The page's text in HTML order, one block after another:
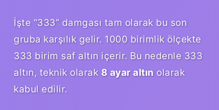
İşte “333” damgası tam olarak bu son
gruba karşılık gelir. 1000 birimlik ölçekte
333 birim saf altın içerir. Bu nedenle 333
altın, teknik olarak 8 ayar altınolarak
kabul edilir.